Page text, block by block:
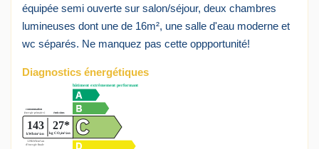
équipée semi ouverte sur salon/séjour, deux chambres
lumineuses dont une de 16m², une salle d'eau moderne et
wc séparés. Ne manquez pas cette oppportunité!
Diagnostics énergétiques